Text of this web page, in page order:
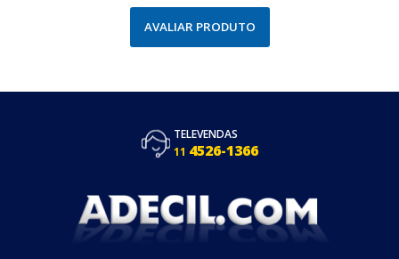
AVALIAR PRODUTO
TELEVENDAS
11 4526-1366